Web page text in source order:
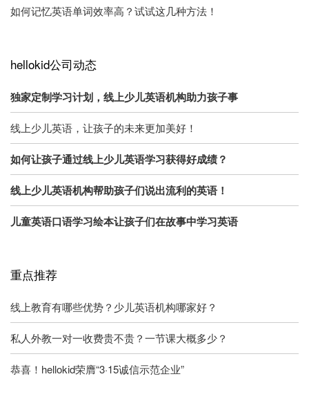
如何记忆英语单词效率高？试试这几种方法！
hellokid公司动态
独家定制学习计划，线上少儿英语机构助力孩子事
线上少儿英语，让孩子的未来更加美好！
如何让孩子通过线上少儿英语学习获得好成绩？
线上少儿英语机构帮助孩子们说出流利的英语！
儿童英语口语学习绘本让孩子们在故事中学习英语
重点推荐
线上教育有哪些优势？少儿英语机构哪家好？
私人外教一对一收费贵不贵？一节课大概多少？
恭喜！hellokid荣膺“3·15诚信示范企业”